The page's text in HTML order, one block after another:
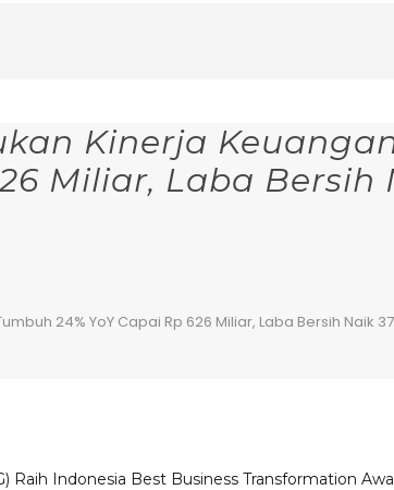
Kinerja
Miliar, Laba Bersih
24% YoY Capai Rp 626 Miliar, Laba Bersih Naik
Raih Indonesia Best Business Transformation